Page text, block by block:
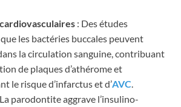
: Des études
les bactéries buccales peuvent
la circulation sanguine, contribuant
de plaques d’athérome et
le risque d’infarctus et d’AVC.
parodontite aggrave l’insulino-